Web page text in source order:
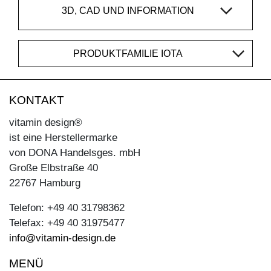
3D, CAD UND INFORMATION
PRODUKTFAMILIE IOTA
KONTAKT
vitamin design®
ist eine Herstellermarke
von DONA Handelsges. mbH
Große Elbstraße 40
22767 Hamburg
Telefon: +49 40 31798362
Telefax: +49 40 31975477
info@vitamin-design.de
MENÜ